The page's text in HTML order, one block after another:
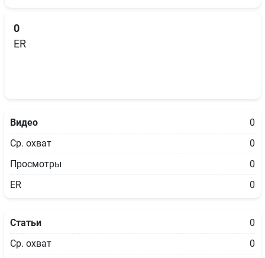
0
ER
Видео
0
Ср. охват
0
Просмотры
0
ER
0
Статьи
0
Ср. охват
0